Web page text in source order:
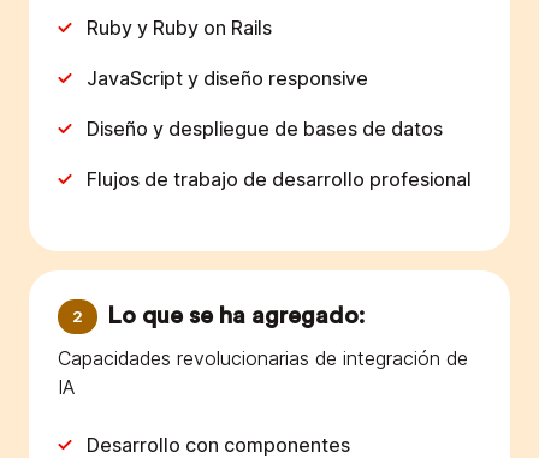
Ruby y Ruby on Rails
JavaScript y diseño responsive
Diseño y despliegue de bases de datos
Flujos de trabajo de desarrollo profesional
2
Lo que se ha agregado:
Capacidades revolucionarias de integración de
IA
Desarrollo con componentes